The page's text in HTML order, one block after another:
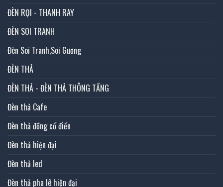
ĐÈN RỌI - THANH RAY
ĐÈN SOI TRANH
Đèn Soi Tranh,Soi Gương
ĐÈN THẢ
ĐÈN THẢ - ĐÈN THẢ THÔNG TẦNG
Đèn thả Cafe
Đèn thả đồng cổ điển
Đèn thả hiện đại
Đèn thả led
Đèn thả pha lê hiện đại